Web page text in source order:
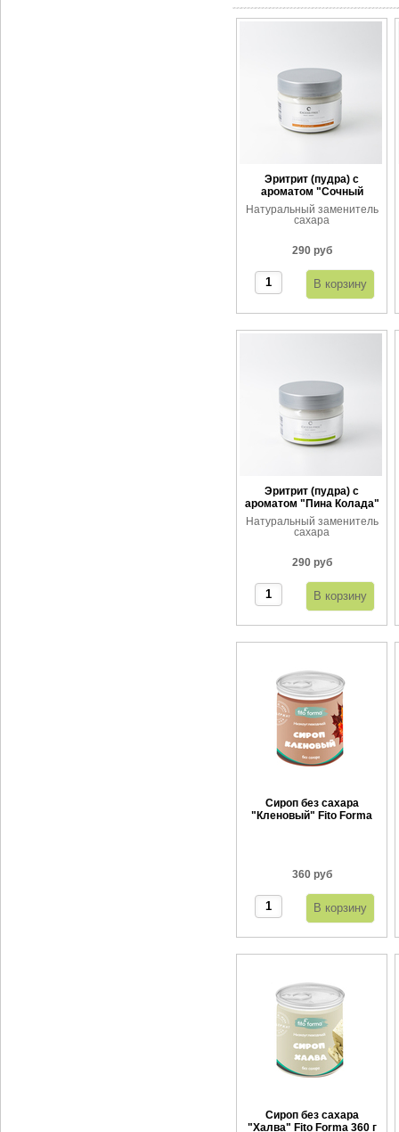
Эритрит (пудра) с
ароматом "Сочный
апельсин"
Натуральный заменитель
сахара
290 руб
Эритрит (пудра) с
ароматом "Пина Колада"
Натуральный заменитель
сахара
290 руб
Сироп без сахара
"Кленовый" Fito Forma
360 руб
Сироп без сахара
"Халва" Fito Forma 360 г